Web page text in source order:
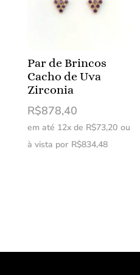
Par de Brincos
Cacho de Uva
Zirconia
R$878,40
em até 12x de R$73,20 ou
à vista por R$834,48